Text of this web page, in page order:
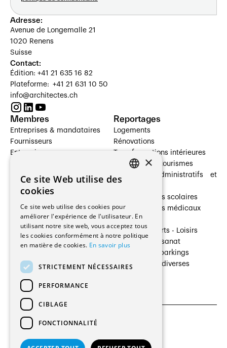
Adresse:
Avenue de Longemalle 21
1020 Renens
Suisse
Contact:
Édition: +41 21 635 16 82
Plateforme: +41 21 631 10 50
info@architectes.ch
Membres
Entreprises & mandataires
Fournisseurs
Entreprises
Architectes paysagistes
Architectes d'intérieur
Entreprises générales
Ingénieurs et mandataires
Fabricants / Fournisseurs
Régies immobilières
Gestion PPE
Reportages
Logements
Rénovations
Transformations intérieures
Hôtelleries et tourismes
Bâtiments administratifs et
Établissements scolaires
Établissements médicaux
Villas
Cultures - Sports - Loisirs
Industrie - Artisanat
Transports et parkings
Constructions diverses
CGU et Politique de confidentialités
×
Ce site Web utilise des
cookies
Ce site web utilise des cookies pour
améliorer l'expérience de l'utilisateur. En
utilisant notre site web, vous acceptez tous
les cookies conformément à notre politique
en matière de cookies. En savoir plus
STRICTEMENT NÉCESSAIRES
PERFORMANCE
CIBLAGE
FONCTIONNALITÉ